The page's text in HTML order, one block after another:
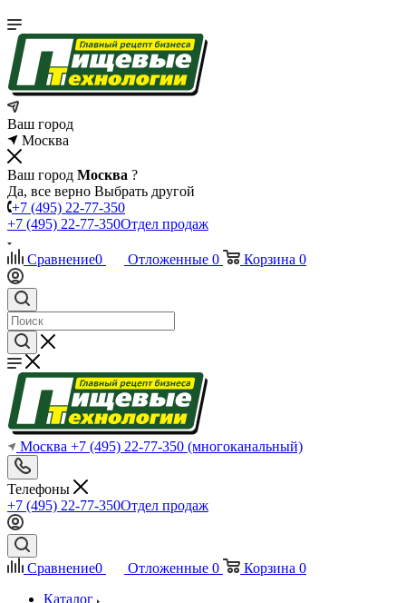
Ваш город
Москва
Ваш город Москва ?
Да, все верно Выбрать другой
+7 (495) 22-77-350
+7 (495) 22-77-350Отдел продаж
Сравнение0 Отложенные 0 Корзина 0
Москва +7 (495) 22-77-350 (многоканальный)
Телефоны
+7 (495) 22-77-350Отдел продаж
Сравнение0 Отложенные 0 Корзина 0
Каталог